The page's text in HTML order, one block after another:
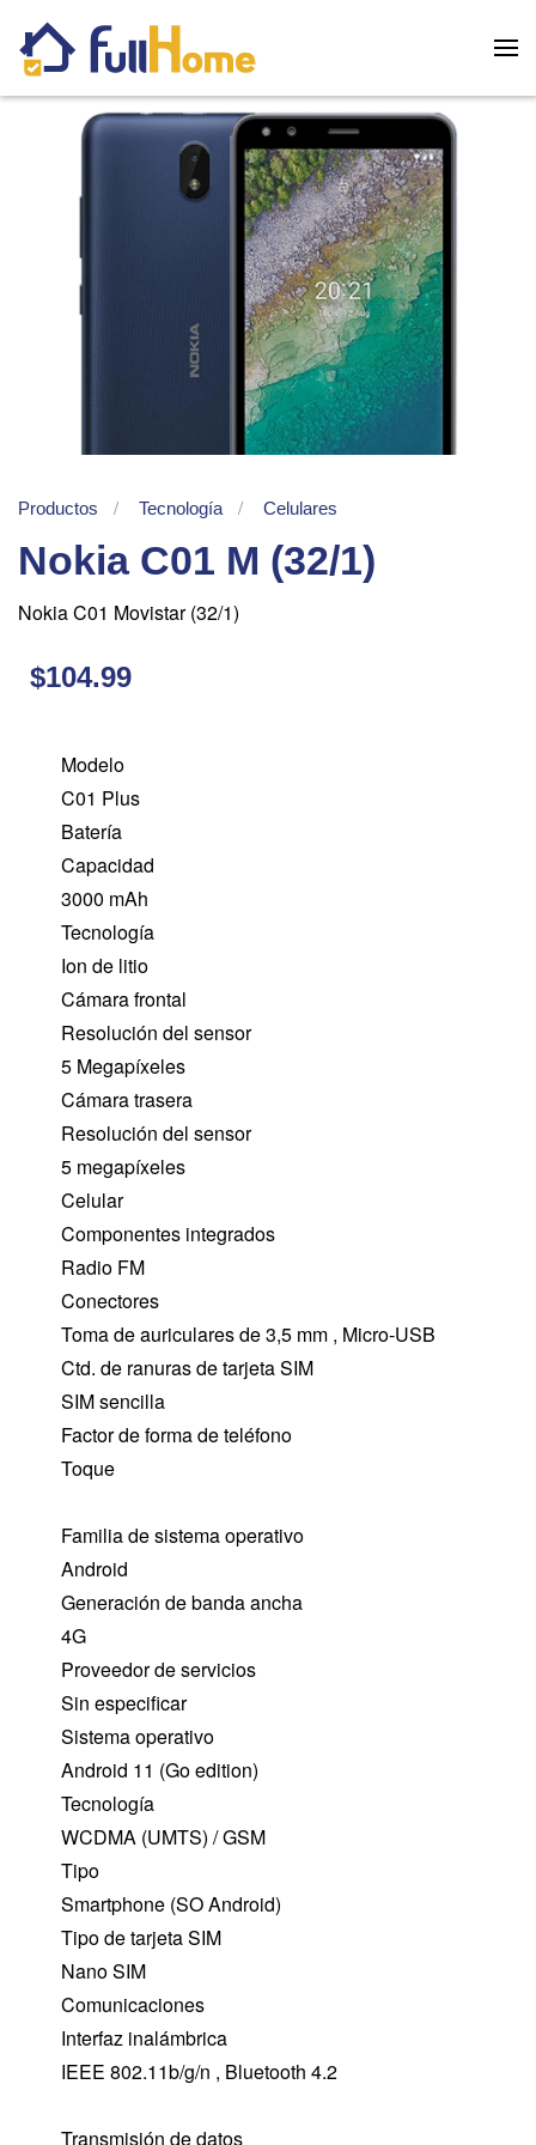
Skip to main content
Productos Tecnología Celulares
Nokia C01 M (32/1)
Nokia C01 Movistar (32/1)
$104.99
Modelo
C01 Plus
Batería
Capacidad
3000 mAh
Tecnología
Ion de litio
Cámara frontal
Resolución del sensor
5 Megapíxeles
Cámara trasera
Resolución del sensor
5 megapíxeles
Celular
Componentes integrados
Radio FM
Conectores
Toma de auriculares de 3,5 mm , Micro-USB
Ctd. de ranuras de tarjeta SIM
SIM sencilla
Factor de forma de teléfono
Toque
Familia de sistema operativo
Android
Generación de banda ancha
4G
Proveedor de servicios
Sin especificar
Sistema operativo
Android 11 (Go edition)
Tecnología
WCDMA (UMTS) / GSM
Tipo
Smartphone (SO Android)
Tipo de tarjeta SIM
Nano SIM
Comunicaciones
Interfaz inalámbrica
IEEE 802.11b/g/n , Bluetooth 4.2
Transmisión de datos